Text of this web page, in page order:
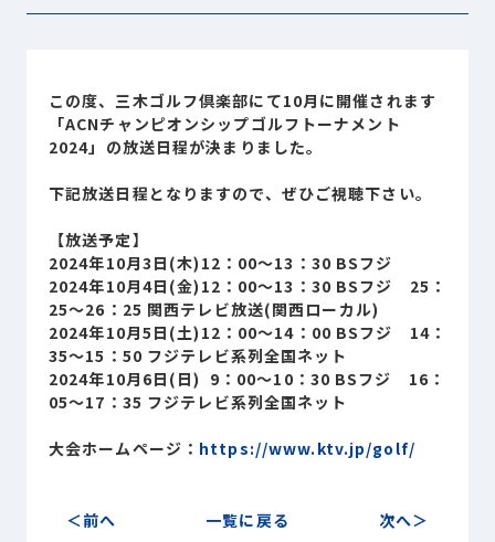
事業内容
Sustainability
サステナビリティ
Recruit
採用情報
person お客様専用サイト
group 商談中のお客様
この度、三木ゴルフ倶楽部にて10月に開催されます
「ACNチャンピオンシップゴルフトーナメント
2024」の放送日程が決まりました。
下記放送日程となりますので、ぜひご視聴下さい。
【放送予定】
2024年10月3日(木)12：00～13：30 BSフジ
2024年10月4日(金)12：00～13：30 BSフジ 25：
25～26：25 関西テレビ放送(関西ローカル)
2024年10月5日(土)12：00～14：00 BSフジ 14：
35～15：50 フジテレビ系列全国ネット
2024年10月6日(日) 9：00～10：30 BSフジ 16：
05～17：35 フジテレビ系列全国ネット
大会ホームページ： https://www.ktv.jp/golf/
前へ 一覧に戻る 次へ